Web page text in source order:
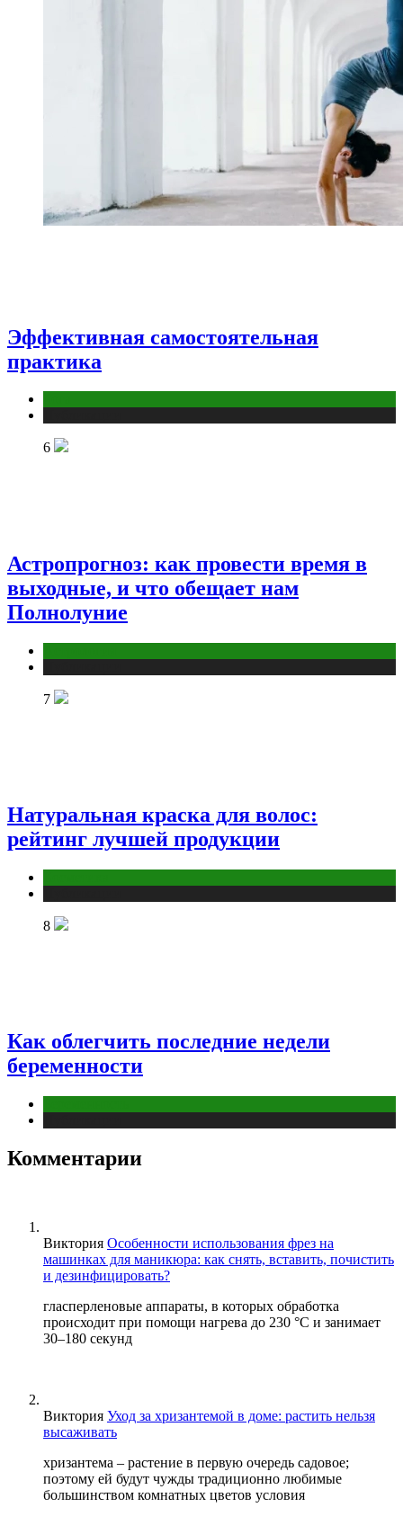
Эффективная самостоятельная
практика
6
Астропрогноз: как провести время в
выходные, и что обещает нам
Полнолуние
7
Натуральная краска для волос:
рейтинг лучшей продукции
8
Как облегчить последние недели
беременности
Комментарии
Виктория Особенности использования фрез на
машинках для маникюра: как снять, вставить, почистить
и дезинфицировать?
гласперленовые аппараты, в которых обработка
происходит при помощи нагрева до 230 °С и занимает
30–180 секунд
Виктория Уход за хризантемой в доме: растить нельзя
высаживать
хризантема – растение в первую очередь садовое;
поэтому ей будут чужды традиционно любимые
большинством комнатных цветов условия